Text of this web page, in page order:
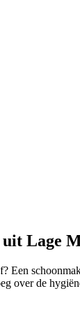
uit Lage
Een
over de